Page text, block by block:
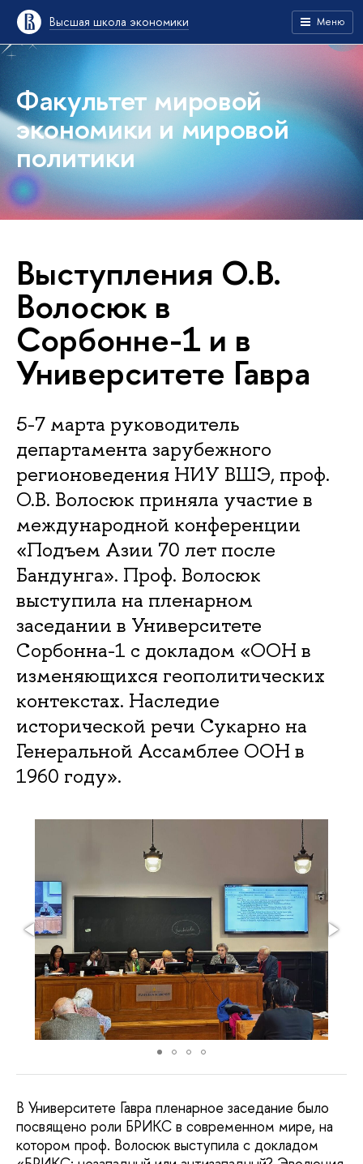
Высшая школа экономики Меню
Факультет мировой
экономики и мировой
политики
Выступления О.В.
Волосюк в
Сорбонне-1 и в
Университете Гавра
5-7 марта руководитель
департамента зарубежного
регионоведения НИУ ВШЭ, проф.
О.В. Волосюк приняла участие в
международной конференции
«Подъем Азии 70 лет после
Бандунга». Проф. Волосюк
выступила на пленарном
заседании в Университете
Сорбонна-1 с докладом «ООН в
изменяющихся геополитических
контекстах. Наследие
исторической речи Сукарно на
Генеральной Ассамблее ООН в
1960 году».
В Университете Гавра пленарное заседание было
посвящено роли БРИКС в современном мире, на
котором проф. Волосюк выступила с докладом